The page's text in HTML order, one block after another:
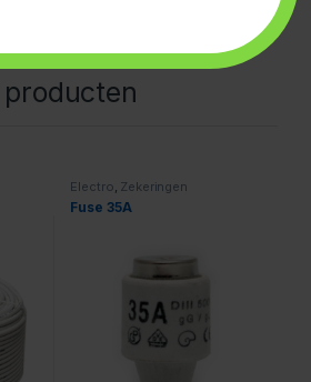
Electro, Zekeringen
Fuse 35A